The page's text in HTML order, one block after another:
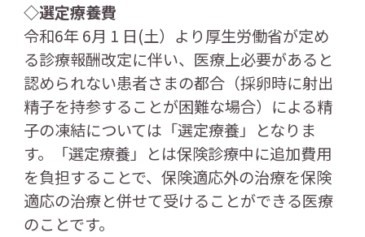
◇選定療養費
令和6年 6月 1 日(土）より厚生労働省が定め
る診療報酬改定に伴い、医療上必要があると
認められない患者さまの都合（採卵時に射出
精子を持参することが困難な場合）による精
子の凍結については「選定療養」となりま
す。「選定療養」とは保険診療中に追加費用
を負担することで、保険適応外の治療を保険
適応の治療と併せて受けることができる医療
のことです。